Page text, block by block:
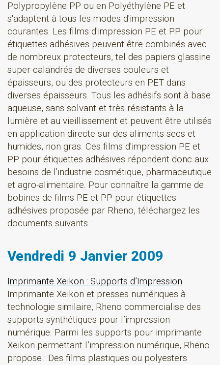
Polypropylène PP ou en Polyéthylène PE et
s'adaptent à tous les modes d'impression
courantes. Les films d'impression PE et PP pour
étiquettes adhésives peuvent être combinés avec
de nombreux protecteurs, tel des papiers glassine
super calandrés de diverses couleurs et
épaisseurs, ou des protecteurs en PET dans
diverses épaisseurs. Tous les adhésifs sont à base
aqueuse, sans solvant et très résistants à la
lumière et au vieillissement et peuvent être utilisés
en application directe sur des aliments secs et
humides, non gras. Ces films d'impression PE et
PP pour étiquettes adhésives répondent donc aux
besoins de l'industrie cosmétique, pharmaceutique
et agro-alimentaire. Pour connaître la gamme de
bobines de films PE et PP pour étiquettes
adhésives proposée par Rheno, téléchargez les
documents suivants :
Vendredi 9 Janvier 2009
Imprimante Xeikon : Supports d’Impression
Imprimante Xeikon et presses numériques à
technologie similaire, Rheno commercialise des
supports synthétiques pour l’impression
numérique. Parmi les supports pour imprimante
Xeikon permettant l’impression numérique, Rheno
propose : Des films plastiques ou polyesters